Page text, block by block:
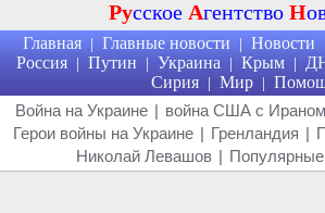
Русское Агентство Н
Главная | Главные новости | Новости
Россия | Путин | Украина | Крым |
Сирия | Мир |
Война на Украине | война США с Ираном
Герои войны на Украине | Гренландия |
Николай Левашов | Популярные